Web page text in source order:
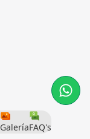
GaleríaFAQ's